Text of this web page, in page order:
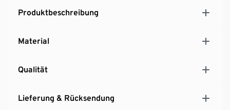
Produktbeschreibung
Material
Qualität
Lieferung & Rücksendung